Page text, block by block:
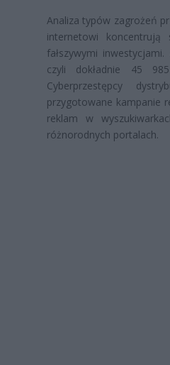
Analiza typów zagrożeń
internetowi koncentrują
fałszywymi
czyli dokładnie 45
Cyberprzestępcy
przygotowane kampanie
reklam w
różnorodnych portalach.